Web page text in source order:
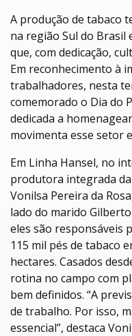
A produção de tabaco
na região Sul do Brasil
que, com dedicação,
Em reconhecimento à
trabalhadores, nesta
comemorado o Dia do
dedicada a
movimenta esse setor
Em Linha Hansel, no
produtora integrada da
Vonilsa Pereira da
lado do marido
eles são responsáveis
115 mil pés de tabaco
hectares. Casados
rotina no campo com
bem definidos. “A
de trabalho. Por isso,
essencial”, destaca